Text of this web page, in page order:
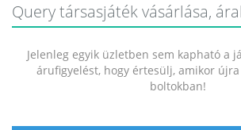
Query társasjáték vásárlása,
Jelenleg egyik üzletben sem kapható a
árufigyelést, hogy értesülj, amikor
boltokban!